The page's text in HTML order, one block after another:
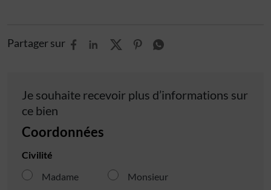
Partager sur
Je souhaite recevoir plus d’informations sur
ce bien
Coordonnées
Civilité
Madame
Monsieur